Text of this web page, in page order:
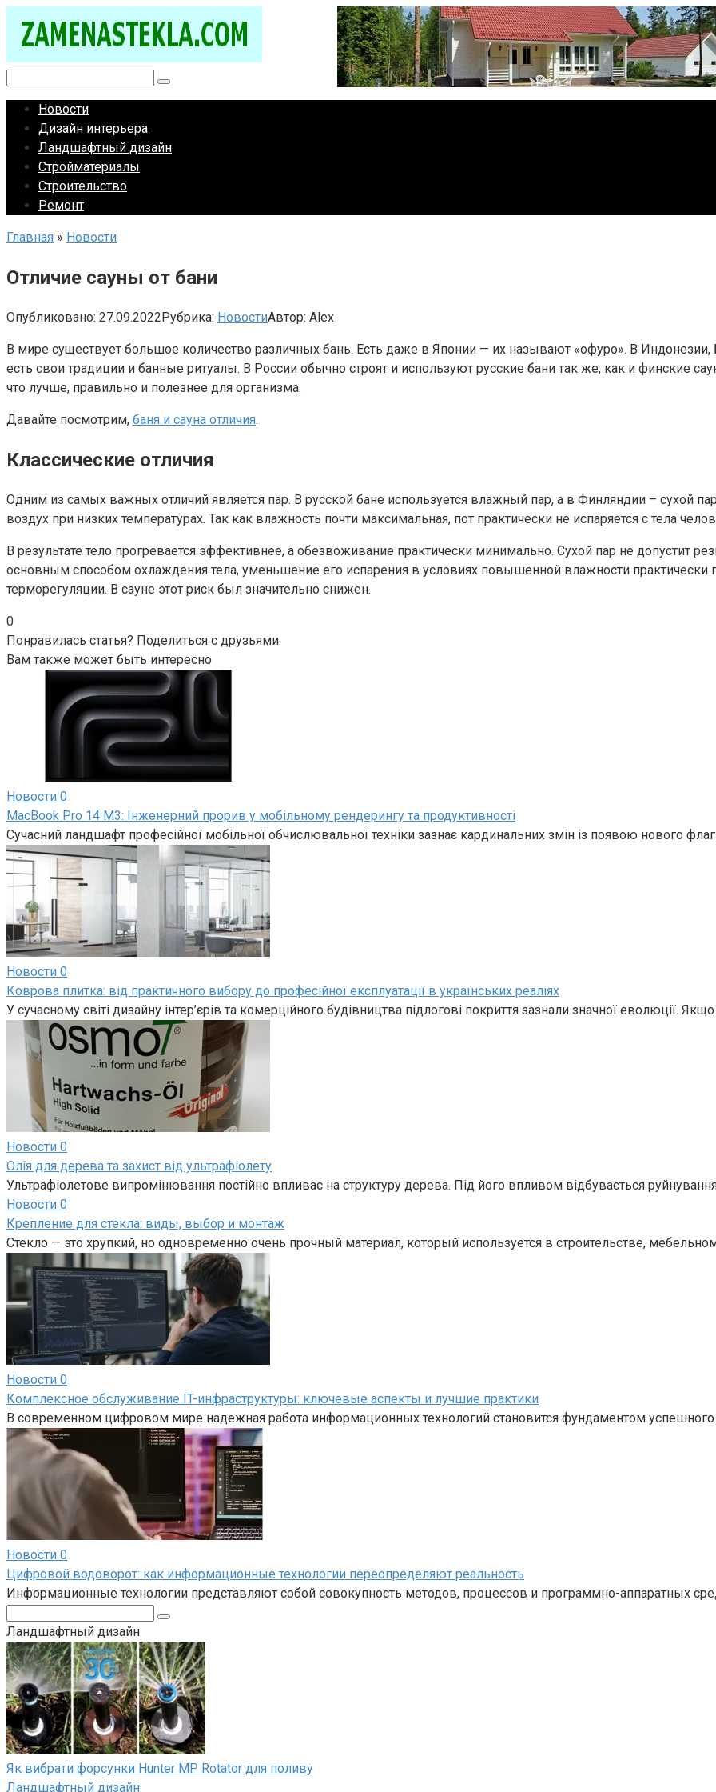
Новости
Дизайн интерьера
Ландшафтный дизайн
Стройматериалы
Строительство
Ремонт
Главная » Новости
Отличие сауны от бани
Опубликовано: 27.09.2022Рубрика: НовостиАвтор: Alex
В мире существует большое количество различных бань. Есть даже в Японии — их называют «офуро». В
есть свои традиции и банные ритуалы. В России обычно строят и используют русские бани так же, как и финские
что лучше, правильно и полезнее для организма.
Давайте посмотрим, баня и сауна отличия.
Классические отличия
Одним из самых важных отличий является пар. В русской бане используется влажный пар, а в Финляндии – сухой
воздух при низких температурах. Так как влажность почти максимальная, пот практически не испаряется с тела
В результате тело прогревается эффективнее, а обезвоживание практически минимально. Сухой пар не допустит
основным способом охлаждения тела, уменьшение его испарения в условиях повышенной влажности
терморегуляции. В сауне этот риск был значительно снижен.
0
Понравилась статья? Поделиться с друзьями:
Вам также может быть интересно
Новости 0
MacBook Pro 14 M3: Інженерний прорив у мобільному рендерингу та продуктивності
Сучасний ландшафт професійної мобільної обчислювальної техніки зазнає кардинальних змін із появою нового
Новости 0
Коврова плитка: від практичного вибору до професійної експлуатації в українських реаліях
У сучасному світі дизайну інтер’єрів та комерційного будівництва підлогові покриття зазнали значної еволюції. Якщо
Новости 0
Олія для дерева та захист від ультрафіолету
Ультрафіолетове випромінювання постійно впливає на структуру дерева. Під його впливом відбувається
Новости 0
Крепление для стекла: виды, выбор и монтаж
Стекло — это хрупкий, но одновременно очень прочный материал, который используется в строительстве,
Новости 0
Комплексное обслуживание IT-инфраструктуры: ключевые аспекты и лучшие практики
В современном цифровом мире надежная работа информационных технологий становится фундаментом
Новости 0
Цифровой водоворот: как информационные технологии переопределяют реальность
Информационные технологии представляют собой совокупность методов, процессов и программно-аппаратных
Ландшафтный дизайн
Як вибрати форсунки Hunter MP Rotator для поливу
Ландшафтный дизайн